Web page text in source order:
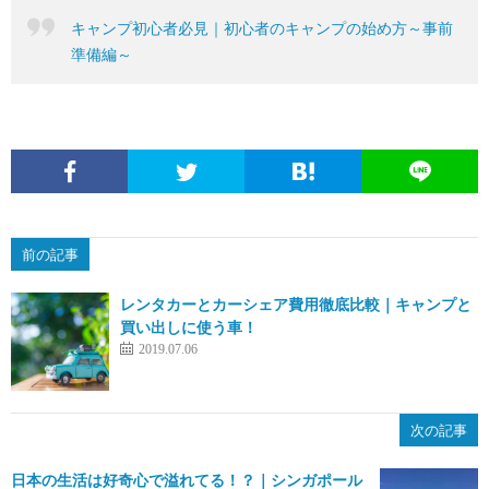
キャンプ初心者必見｜初心者のキャンプの始め方～事前
準備編～
前の記事
レンタカーとカーシェア費用徹底比較｜キャンプと
買い出しに使う車！
2019.07.06
次の記事
日本の生活は好奇心で溢れてる！？｜シンガポール